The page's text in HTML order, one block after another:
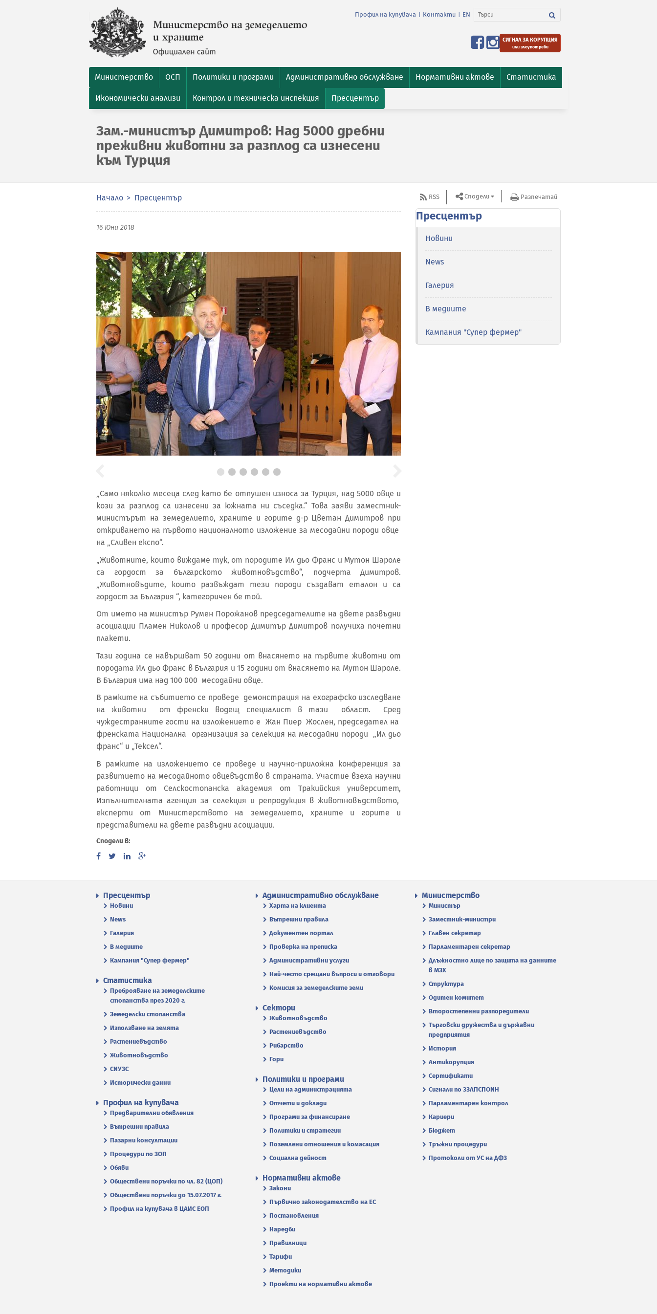
Профил на купувача Контакти EN
СИГНАЛ ЗА КОРУПЦИЯ
или злоупотреби
Министерство ОСП Политики и програми Административно обслужване Нормативни актове Статистика
Икономически анализи Контрол и техническа инспекция Пресцентър
Зам.-министър Димитров: Над 5000 дребни
преживни животни за разплод са изнесени
към Турция
Начало Пресцентър
16 Юни 2018
„Само няколко месеца след като бе отпушен износа за Турция, над 5000 овце и
кози за разплод са изнесени за южната ни съседка.“ Това заяви заместник-
министърът на земеделието, храните и горите д-р Цветан Димитров при
откриването на първото националното изложение за месодайни породи овце
на „Сливен експо“.
„Животните, които виждаме тук, от породите Ил дьо Франс и Мутон Шароле
са гордост за българското животновъдство“, подчерта Димитров.
„Животновъдите, които развъждат тези породи създават еталон и са
гордост за България “, категоричен бе той.
От името на министър Румен Порожанов председателите на двете развъдни
асоциации Пламен Николов и професор Димитър Димитров получиха почетни
плакети.
Тази година се навършват 50 години от внасянето на първите животни от
породата Ил дьо Франс в България и 15 години от внасянето на Мутон Шароле.
В България има над 100 000 месодайни овце.
В рамките на събитието се проведе демонстрация на ехографско изследване
на животни от френски водещ специалист в тази област. Сред
чуждестранните гости на изложението е Жан Пиер Жослен, председател на
френската Национална организация за селекция на месодайни породи „Ил дьо
франс“ и „Тексел“.
В рамките на изложението се проведе и научно-приложна конференция за
развитието на месодайното овцевъдство в страната. Участие взеха научни
работници от Селскостопанска академия от Тракийския университет,
Изпълнителната агенция за селекция и репродукция в животновъдството,
експерти от Министерството на земеделието, храните и горите и
представители на двете развъдни асоциации.
Сподели в:
RSS Сподели Разпечатай
Пресцентър
Новини
News
Галерия
В медиите
Кампания "Супер фермер"
Пресцентър
Новини
News
Галерия
В медиите
Кампания "Супер фермер"
Административно обслужване
Харта на клиента
Вътрешни правила
Документен портал
Проверка на преписка
Административни услуги
Най-често срещани въпроси и отговори
Комисия за земеделските земи
Министерство
Министър
Заместник-министри
Главен секретар
Парламентарен секретар
Длъжностно лице по защита на данните
в МЗХ
Структура
Одитен комитет
Второстепенни разпоредители
Търговски дружества и държавни
предприятия
История
Антикорупция
Сертификати
Сигнали по ЗЗЛПСПОИН
Парламентарен контрол
Кариери
Бюджет
Тръжни процедури
Протоколи от УС на ДФЗ
Статистика
Преброяване на земеделските
стопанства през 2020 г.
Земеделски стопанства
Използване на земята
Растениевъдство
Животновъдство
СИУЗС
Исторически данни
Сектори
Животновъдство
Растениевъдство
Рибарство
Гори
Политики и програми
Цели на администрацията
Отчети и доклади
Програми за финансиране
Политики и стратегии
Поземлени отношения и комасация
Социална дейност
Профил на купувача
Предварителни обявления
Вътрешни правила
Пазарни консултации
Процедури по ЗОП
Обяви
Обществени поръчки по чл. 82 (ЦОП)
Обществени поръчки до 15.07.2017 г.
Профил на купувача в ЦАИС ЕОП
Нормативни актове
Закони
Първично законодателство на ЕС
Постановления
Наредби
Правилници
Тарифи
Методики
Проекти на нормативни актове